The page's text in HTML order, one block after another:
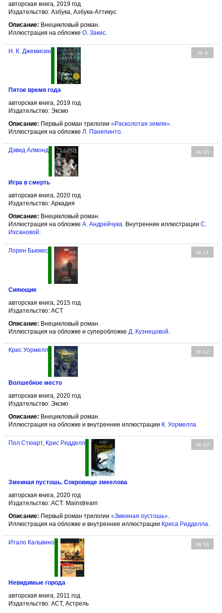
авторская книга, 2019 год
Издательство: Азбука, Азбука-Аттикус
Описание: Внецикловый роман.
Иллюстрация на обложке О. Закис.
№ 9
Н. К. Джемисин
Пятое время года
авторская книга, 2019 год
Издательство: Эксмо
Описание: Первый роман трилогии «Расколотая земля».
Иллюстрация на обложке Л. Панепинто.
№ 10
Дэвид Алмонд
Игра в смерть
авторская книга, 2020 год
Издательство: Аркадия
Описание: Внецикловый роман.
Иллюстрация на обложке А. Андрейчука . Внутренние иллюстрации С.
Ихсановой
№ 11
Лорен Бьюкес
Сияющие
авторская книга, 2015 год
Издательство: АСТ
Описание: Внецикловый роман.
Иллюстрация на обложке и суперобложке Д. Кузнецовой.
№ 12
Крис Уормелл
Волшебное место
авторская книга, 2020 год
Издательство: Эксмо
Описание: Внецикловый роман.
Иллюстрация на обложке и внутренние иллюстрации К. Уормелла
№ 13
Пол Стюарт, Крис Ридделл
Змеиная пустошь. Сокровище змеелова
авторская книга, 2020 год
Издательство: АСТ: Mainstream
Описание: Первый роман трилогии «Змеиная пустошь»
Иллюстрация на обложке и внутренние иллюстрации Криса Ридделла
№ 14
Итало Кальвино
Невидимые города
авторская книга, 2011 год
Издательство: АСТ, Астрель